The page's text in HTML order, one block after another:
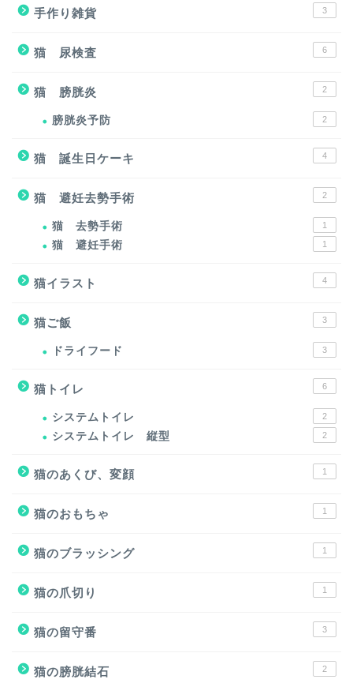
手作り雑貨 3
猫 尿検査 6
猫 膀胱炎 2
膀胱炎予防 2
猫 誕生日ケーキ 4
猫 避妊去勢手術 2
猫 去勢手術 1
猫 避妊手術 1
猫イラスト 4
猫ご飯 3
ドライフード 3
猫トイレ 6
システムトイレ 2
システムトイレ 縦型 2
猫のあくび、変顔 1
猫のおもちゃ 1
猫のブラッシング 1
猫の爪切り 1
猫の留守番 3
猫の膀胱結石 2